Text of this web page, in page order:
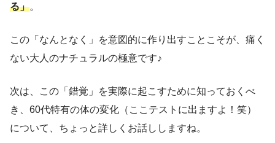
る」。
この「なんとなく」を意図的に作り出すことこそが、痛く
ない大人のナチュラルの極意です♪
次は、この「錯覚」を実際に起こすために知っておくべ
き、60代特有の体の変化（ここテストに出ますよ！笑）
について、ちょっと詳しくお話ししますね。